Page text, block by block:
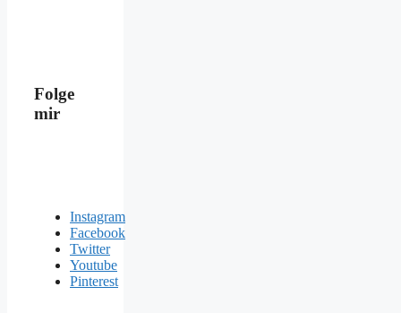
Folge
mir
Instagram
Facebook
Twitter
Youtube
Pinterest